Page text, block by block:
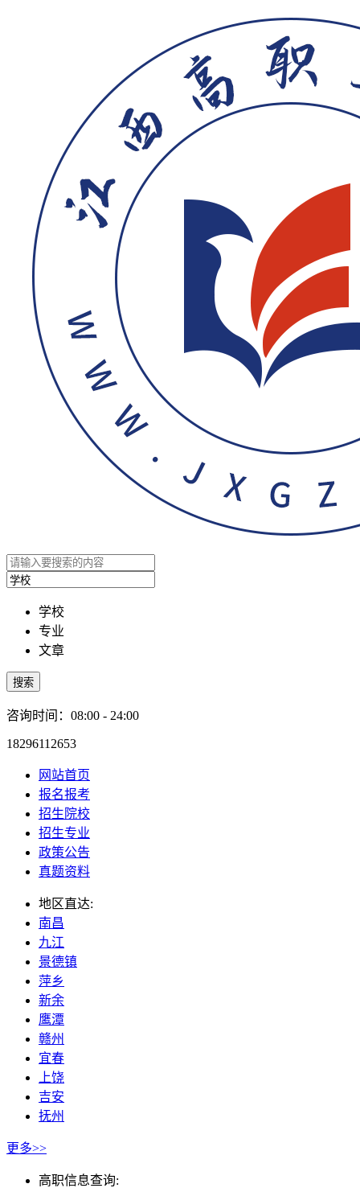
学校
专业
文章
搜索
咨询时间：08:00 - 24:00
18296112653
网站首页
报名报考
招生院校
招生专业
政策公告
真题资料
地区直达:
南昌
九江
景德镇
萍乡
新余
鹰潭
赣州
宜春
上饶
吉安
抚州
更多>>
高职信息查询: